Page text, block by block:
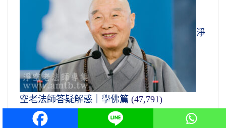
淨
空老法師答疑解惑｜學佛篇 (47,791)